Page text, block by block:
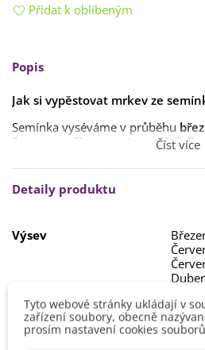
Přidat k oblíbeným
Popis
Jak si vypěstovat mrkev ze
Semínka vyséváme v průběhu
července
přímo na stanoviště.
Hloubka výsevu 1–2 cm
klíčení je přibližně10–20 dní
býtdostatečně slunečné
půda
zásaditá s přídavkem kompostu.
v kamenitých půdácha
všaknemají rády přemokření .
vyvýšených záhonech.
Číst více
Detaily produktu
Výsev
Stanoviště
Barva Plodů
Tyto webové stránky ukládají v
zařízení soubory, obecně
prosím nastavení cookies